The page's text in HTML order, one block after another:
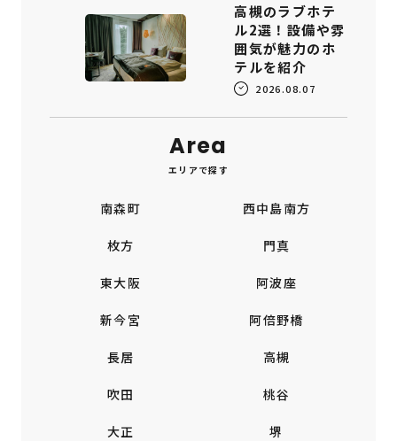
高槻のラブホテ
ル2選！設備や雰
囲気が魅力のホ
テルを紹介
2026.08.07
Area
エリアで探す
南森町 西中島南方
枚方 門真
東大阪 阿波座
新今宮 阿倍野橋
長居 高槻
吹田 桃谷
大正 堺